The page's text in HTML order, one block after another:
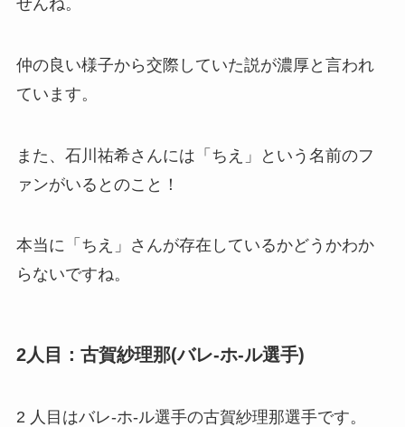
仲の良い様子から交際していた説が濃厚と言われ
ています。
また、石川祐希さんには「ちえ」という名前のフ
ァンがいるとのこと！
本当に「ちえ」さんが存在しているかどうかわか
らないですね。
2人目：古賀紗理那(バレ-ホ-ル選手)
2 人目はバレ-ホ-ル選手の古賀紗理那選手です。